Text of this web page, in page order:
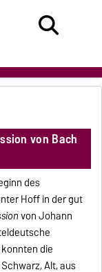
von Bach
des
Hoff in der gut
von Johann
die
Alt, aus